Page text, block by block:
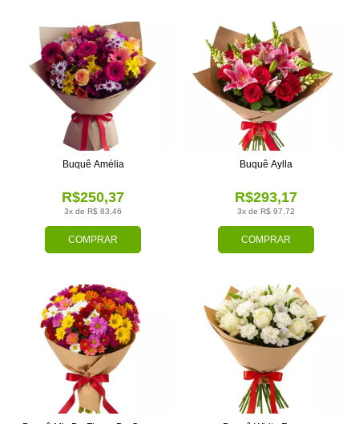
COMPRAR
3x de R$ 83,46
R$250,37
Buquê Amélia
COMPRAR
3x de R$ 97,72
R$293,17
Buquê Aylla